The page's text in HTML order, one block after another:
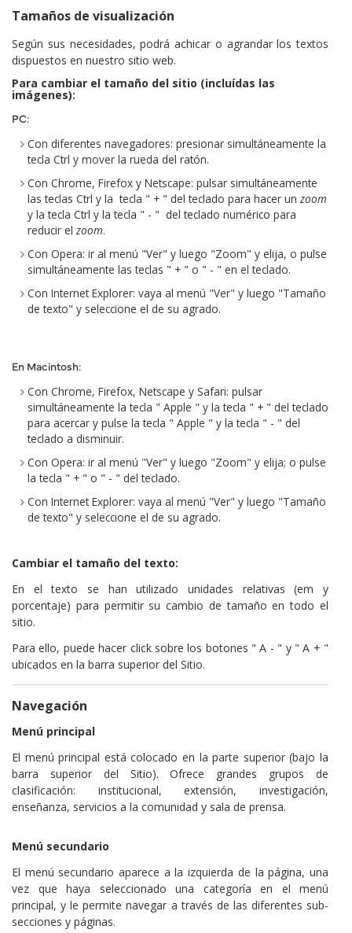
Tamaños de visualización
Según sus necesidades, podrá achicar o agrandar los textos
dispuestos en nuestro sitio web.
Para cambiar el tamaño del sitio (incluídas las
imágenes):
PC:
Con diferentes navegadores: presionar simultáneamente la
tecla Ctrl y mover la rueda del ratón.
Con Chrome, Firefox y Netscape: pulsar simultáneamente
las teclas Ctrl y la tecla " + " del teclado para hacer un zoom
y la tecla Ctrl y la tecla " - " del teclado numérico para
reducir el zoom.
Con Opera: ir al menú "Ver" y luego "Zoom" y elija, o pulse
simultáneamente las teclas " + " o " - " en el teclado.
Con Internet Explorer: vaya al menú "Ver" y luego "Tamaño
de texto" y seleccione el de su agrado.
En Macintosh:
Con Chrome, Firefox, Netscape y Safari: pulsar
simultáneamente la tecla " Apple " y la tecla " + " del teclado
para acercar y pulse la tecla " Apple " y la tecla " - " del
teclado a disminuir.
Con Opera: ir al menú "Ver" y luego "Zoom" y elija; o pulse
la tecla " + " o " - " del teclado.
Con Internet Explorer: vaya al menú "Ver" y luego "Tamaño
de texto" y seleccione el de su agrado.
Cambiar el tamaño del texto:
En el texto se han utilizado unidades relativas (em y
porcentaje) para permitir su cambio de tamaño en todo el
sitio.
Para ello, puede hacer click sobre los botones " A - " y " A + "
ubicados en la barra superior del Sitio.
Navegación
Menú principal
El menú principal está colocado en la parte superior (bajo la
barra superior del Sitio). Ofrece grandes grupos de
clasificación: institucional, extensión, investigación,
enseñanza, servicios a la comunidad y sala de prensa.
Menú secundario
El menú secundario aparece a la izquierda de la página, una
vez que haya seleccionado una categoría en el menú
principal, y le permite navegar a través de las diferentes sub-
secciones y páginas.